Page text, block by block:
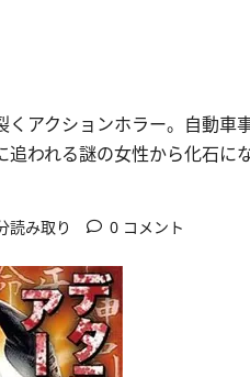
アクションホラー。自動車
われる謎の女性から化石に
読み取り 0 コメント